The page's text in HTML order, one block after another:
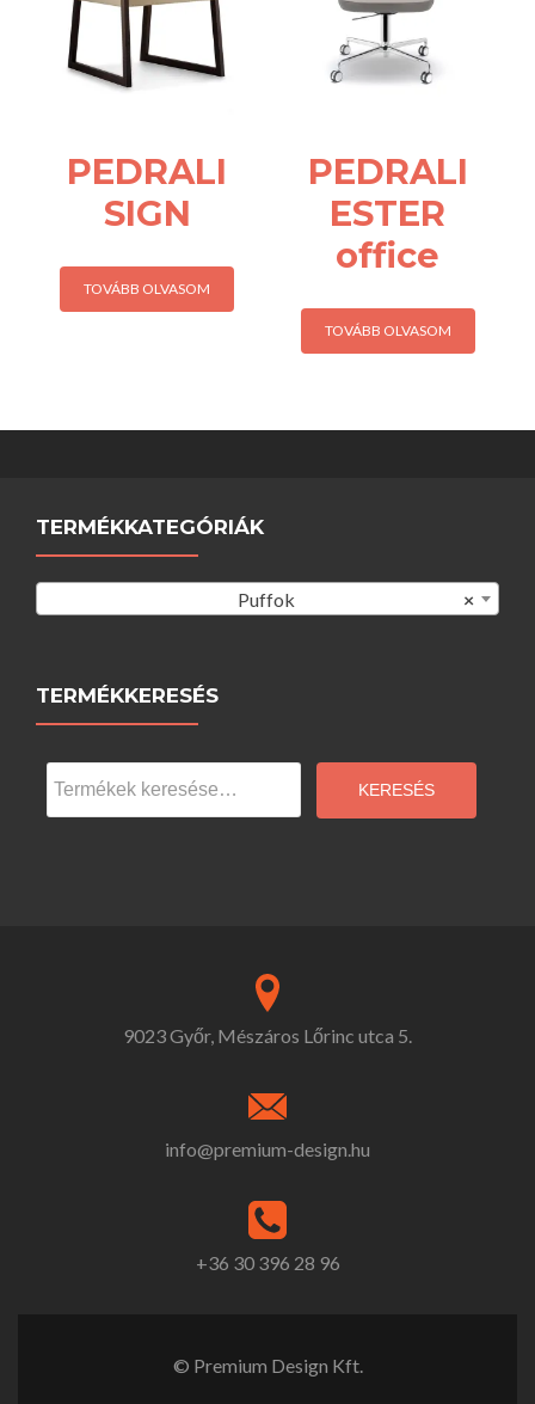
PEDRALI
SIGN
TOVÁBB OLVASOM
PEDRALI
ESTER
office
TOVÁBB OLVASOM
TERMÉKKATEGÓRIÁK
×
Puffok
TERMÉKKERESÉS
Keresés
a
KERESÉS
9023 Győr, Mészáros Lőrinc utca 5.
info@premium-design.hu
+36 30 396 28 96
© Premium Design Kft.